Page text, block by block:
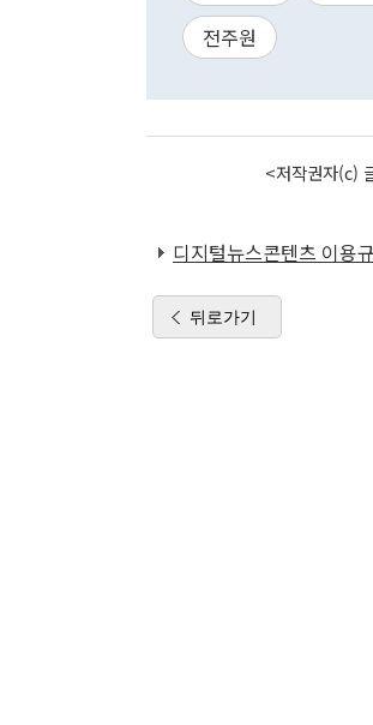
전주원
<저작권자(c)
디지털뉴스콘텐츠 이용
뒤로가기